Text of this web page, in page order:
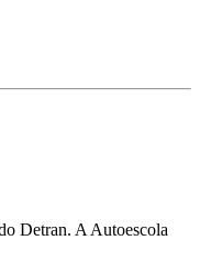
Detran. A Autoescola